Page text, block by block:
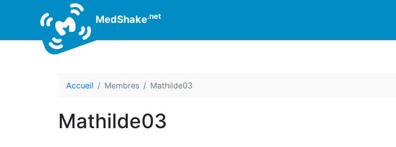
MedShake.net
Accueil Membres Mathilde03
Mathilde03